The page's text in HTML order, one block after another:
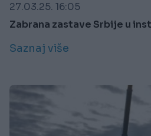
27.03.25. 16:05
Zabrana zastave Srbije u
Saznaj više